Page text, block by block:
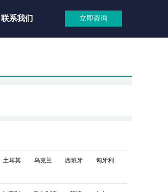
联系我们 立即咨询
土耳其 乌克兰 西班牙
匈牙利